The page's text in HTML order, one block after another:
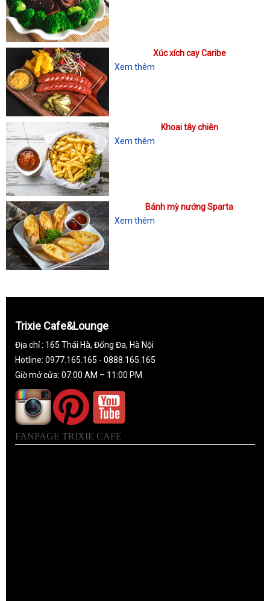
Xúc xích cay Caribe
Xem thêm
Khoai tây chiên
Xem thêm
Bánh mỳ nướng Sparta
Xem thêm
Trixie Cafe&Lounge
Địa chỉ : 165 Thái Hà, Đống Đa, Hà Nội
Hotline: 0977.165.165 - 0888.165.165
Giờ mở cửa: 07:00 AM – 11:00 PM
FANPAGE TRIXIE CAFE